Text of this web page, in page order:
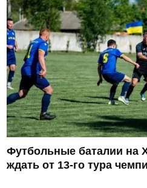
Футбольные баталии на
ждать от 13-го тура